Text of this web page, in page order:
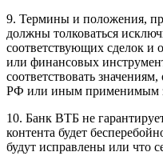
9. Термины и положения,
должны толковаться
соответствующих сделок
или финансовых
соответствовать
РФ или иным применимым
10. Банк ВТБ не
контента будет
будут исправлены или что